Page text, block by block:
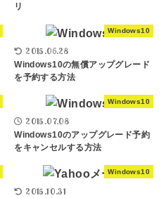
リ
Windows10
2015.06.28
Windows10の無償アップグレード
を予約する方法
Windows10
2015.07.08
Windows10のアップグレード予約
をキャンセルする方法
Windows10
2015.10.31